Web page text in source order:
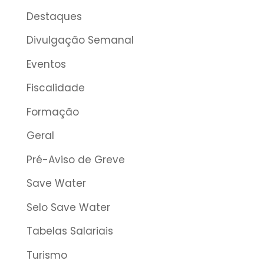
Destaques
Divulgação Semanal
Eventos
Fiscalidade
Formação
Geral
Pré-Aviso de Greve
Save Water
Selo Save Water
Tabelas Salariais
Turismo